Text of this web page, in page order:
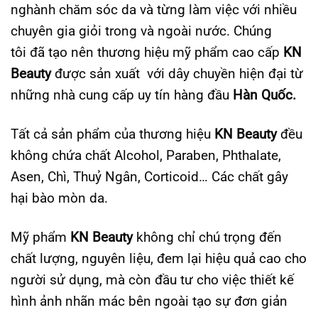
nghành chăm sóc da và từng làm việc với nhiều
chuyên gia giỏi trong và ngoài nước. Chúng
tôi đã tạo nên thương hiệu mỹ phẩm cao cấp KN
Beautyđược sản xuất với dây chuyền hiện đại từ
những nhà cung cấp uy tín hàng đầu Hàn Quốc.
Tất cả sản phẩm của thương hiệu KN Beautyđều
không chứa chất Alcohol, Paraben, Phthalate,
Asen, Chì, Thuỷ Ngân, Corticoid… Các chất gây
hại bào mòn da.
Mỹ phẩm KN Beautykhông chỉ chú trọng đến
chất lượng, nguyên liệu, đem lại hiệu quả cao cho
người sử dụng, mà còn đầu tư cho việc thiết kế
hình ảnh nhãn mác bên ngoài tạo sự đơn giản